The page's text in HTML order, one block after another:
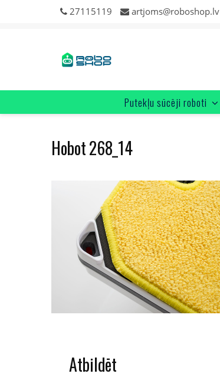
27115119 artjoms@roboshop.lv
Putekļu sūcēji roboti
Hobot 268_14
Atbildēt